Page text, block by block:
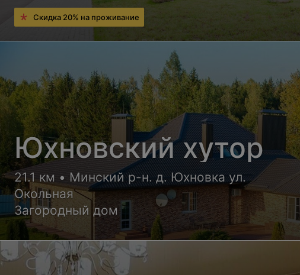
Скидка 20% на проживание
Юхновский хутор
21.1 км • Минский р-н. д. Юхновка ул.
Окольная
Загородный дом